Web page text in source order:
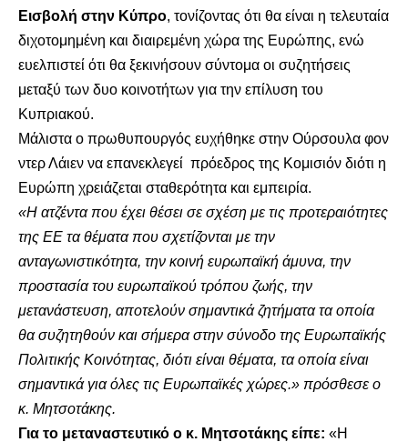
Εισβολή στην Κύπρο, τονίζοντας ότι θα είναι η τελευταία
διχοτομημένη και διαιρεμένη χώρα της Ευρώπης, ενώ
ευελπιστεί ότι θα ξεκινήσουν σύντομα οι συζητήσεις
μεταξύ των δυο κοινοτήτων για την επίλυση του
Κυπριακού.
Μάλιστα ο πρωθυπουργός ευχήθηκε στην Ούρσουλα φον
ντερ Λάιεν να επανεκλεγεί πρόεδρος της Κομισιόν διότι η
Ευρώπη χρειάζεται σταθερότητα και εμπειρία.
«Η ατζέντα που έχει θέσει σε σχέση με τις προτεραιότητες
της ΕΕ τα θέματα που σχετίζονται με την
ανταγωνιστικότητα, την κοινή ευρωπαϊκή άμυνα, την
προστασία του ευρωπαϊκού τρόπου ζωής, την
μετανάστευση, αποτελούν σημαντικά ζητήματα τα οποία
θα συζητηθούν και σήμερα στην σύνοδο της Ευρωπαϊκής
Πολιτικής Κοινότητας, διότι είναι θέματα, τα οποία είναι
σημαντικά για όλες τις Ευρωπαϊκές χώρες.» πρόσθεσε ο
κ. Μητσοτάκης.
Για το μεταναστευτικό ο κ. Μητσοτάκης είπε: «Η